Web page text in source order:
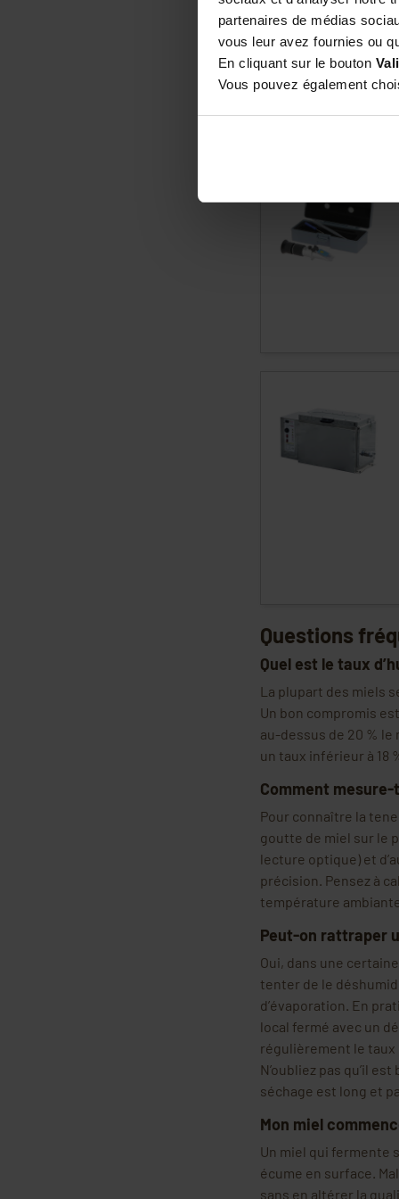
partenaires de médias
vous leur avez fournies ou
En cliquant sur le bouton
Vous pouvez également
Réfractomètre
après
d’eau et
Local de
Questions
Quel est le taux
La plupart des miels
Un bon compromis
au-dessus de 20 %
un taux inférieur à 18
Comment mesure-
Pour connaître la
goutte de miel sur le
lecture optique) et
précision. Pensez à
température
Peut-on rattraper
Oui, dans une
tenter de le
d’évaporation. En
local fermé avec un
régulièrement le taux
N’oubliez pas qu’il
séchage est long et
Mon miel
Un miel qui fermente
écume en surface.
sans en altérer la